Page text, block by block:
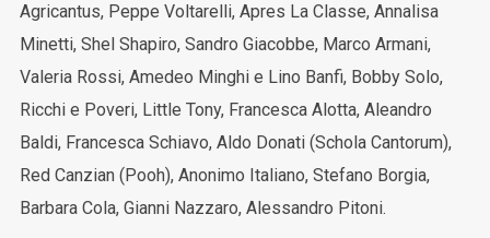
Agricantus, Peppe Voltarelli, Apres La Classe, Annalisa
Minetti, Shel Shapiro, Sandro Giacobbe, Marco Armani,
Valeria Rossi, Amedeo Minghi e Lino Banfi, Bobby Solo,
Ricchi e Poveri, Little Tony, Francesca Alotta, Aleandro
Baldi, Francesca Schiavo, Aldo Donati (Schola Cantorum),
Red Canzian (Pooh), Anonimo Italiano, Stefano Borgia,
Barbara Cola, Gianni Nazzaro, Alessandro Pitoni.